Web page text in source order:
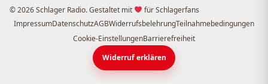
© 2026 Schlager Radio. Gestaltet mit
für Schlagerfans
ImpressumDatenschutzAGBWiderrufsbelehrungTeilnahmebedingungen
Cookie-EinstellungenBarrierefreiheit
Widerruf erklären